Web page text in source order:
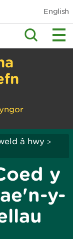
English
â hwy >
y
y-